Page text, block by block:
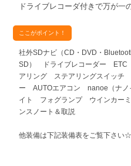
ドライブレコーダ付きで万が一
ここがポイント！
社外SDナビ（CD・DVD・
SD） ドライブレコーダー ETC
アリング ステアリングスイッチ
ー AUTOエアコン nanoe（ナノ
イト フォグランプ ウインカー
ンスノート＆取説
他装備は下記装備表をご覧下さい☆